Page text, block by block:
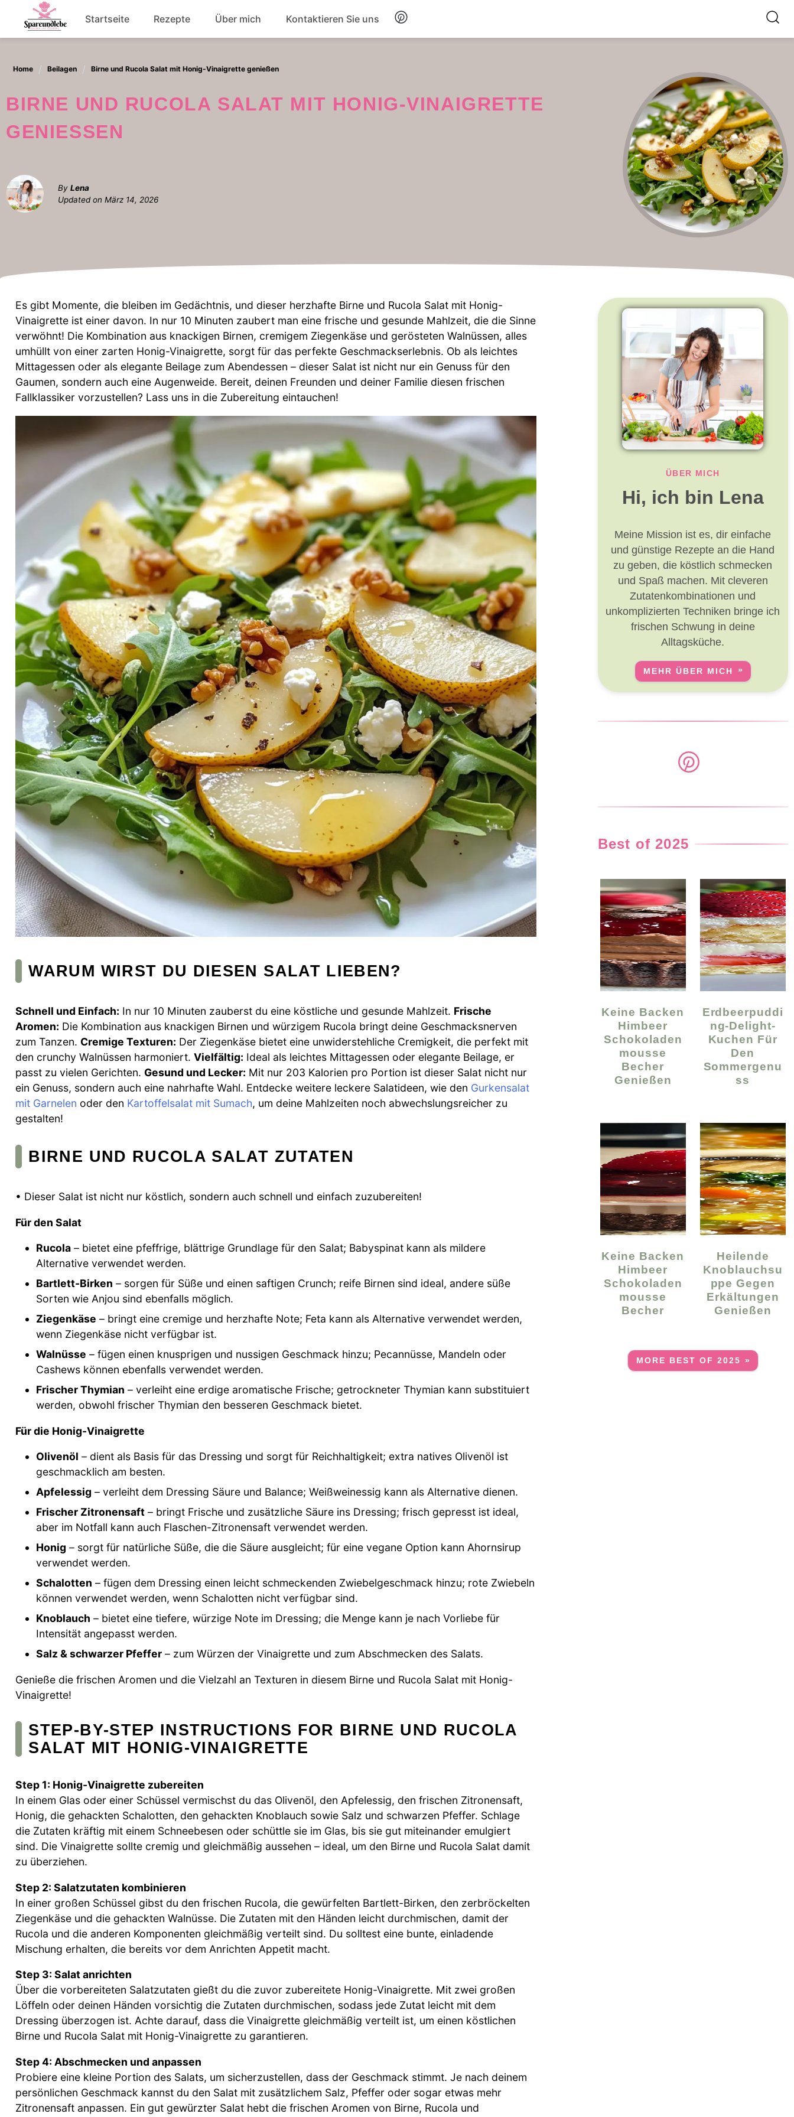
content
Startseite Rezepte Über mich Kontaktieren Sie uns
Home Beilagen Birne und Rucola Salat mit Honig-Vinaigrette genießen
BIRNE UND RUCOLA SALAT MIT HONIG-VINAIGRETTE
GENIESSEN
By Lena
Updated on März 14, 2026
Es gibt Momente, die bleiben im Gedächtnis, und dieser herzhafte Birne und Rucola Salat mit Honig-
Vinaigrette ist einer davon. In nur 10 Minuten zaubert man eine frische und gesunde Mahlzeit, die die Sinne
verwöhnt! Die Kombination aus knackigen Birnen, cremigem Ziegenkäse und gerösteten Walnüssen, alles
umhüllt von einer zarten Honig-Vinaigrette, sorgt für das perfekte Geschmackserlebnis. Ob als leichtes
Mittagessen oder als elegante Beilage zum Abendessen – dieser Salat ist nicht nur ein Genuss für den
Gaumen, sondern auch eine Augenweide. Bereit, deinen Freunden und deiner Familie diesen frischen
Fallklassiker vorzustellen? Lass uns in die Zubereitung eintauchen!
WARUM WIRST DU DIESEN SALAT LIEBEN?
Schnell und Einfach: In nur 10 Minuten zauberst du eine köstliche und gesunde Mahlzeit. Frische
Aromen: Die Kombination aus knackigen Birnen und würzigem Rucola bringt deine Geschmacksnerven
zum Tanzen. Cremige Texturen: Der Ziegenkäse bietet eine unwiderstehliche Cremigkeit, die perfekt mit
den crunchy Walnüssen harmoniert. Vielfältig: Ideal als leichtes Mittagessen oder elegante Beilage, er
passt zu vielen Gerichten. Gesund und Lecker: Mit nur 203 Kalorien pro Portion ist dieser Salat nicht nur
ein Genuss, sondern auch eine nahrhafte Wahl. Entdecke weitere leckere Salatideen, wie den Gurkensalat
mit Garnelen oder den Kartoffelsalat mit Sumach, um deine Mahlzeiten noch abwechslungsreicher zu
gestalten!
BIRNE UND RUCOLA SALAT ZUTATEN
• Dieser Salat ist nicht nur köstlich, sondern auch schnell und einfach zuzubereiten!
Für den Salat
Rucola – bietet eine pfeffrige, blättrige Grundlage für den Salat; Babyspinat kann als mildere
Alternative verwendet werden.
Bartlett-Birken – sorgen für Süße und einen saftigen Crunch; reife Birnen sind ideal, andere süße
Sorten wie Anjou sind ebenfalls möglich.
Ziegenkäse – bringt eine cremige und herzhafte Note; Feta kann als Alternative verwendet werden,
wenn Ziegenkäse nicht verfügbar ist.
Walnüsse – fügen einen knusprigen und nussigen Geschmack hinzu; Pecannüsse, Mandeln oder
Cashews können ebenfalls verwendet werden.
Frischer Thymian – verleiht eine erdige aromatische Frische; getrockneter Thymian kann substituiert
werden, obwohl frischer Thymian den besseren Geschmack bietet.
Für die Honig-Vinaigrette
Olivenöl – dient als Basis für das Dressing und sorgt für Reichhaltigkeit; extra natives Olivenöl ist
geschmacklich am besten.
Apfelessig – verleiht dem Dressing Säure und Balance; Weißweinessig kann als Alternative dienen.
Frischer Zitronensaft – bringt Frische und zusätzliche Säure ins Dressing; frisch gepresst ist ideal,
aber im Notfall kann auch Flaschen-Zitronensaft verwendet werden.
Honig – sorgt für natürliche Süße, die die Säure ausgleicht; für eine vegane Option kann Ahornsirup
verwendet werden.
Schalotten – fügen dem Dressing einen leicht schmeckenden Zwiebelgeschmack hinzu; rote Zwiebeln
können verwendet werden, wenn Schalotten nicht verfügbar sind.
Knoblauch – bietet eine tiefere, würzige Note im Dressing; die Menge kann je nach Vorliebe für
Intensität angepasst werden.
Salz & schwarzer Pfeffer – zum Würzen der Vinaigrette und zum Abschmecken des Salats.
Genieße die frischen Aromen und die Vielzahl an Texturen in diesem Birne und Rucola Salat mit Honig-
Vinaigrette!
STEP-BY-STEP INSTRUCTIONS FOR BIRNE UND RUCOLA
SALAT MIT HONIG-VINAIGRETTE
Step 1: Honig-Vinaigrette zubereiten
In einem Glas oder einer Schüssel vermischst du das Olivenöl, den Apfelessig, den frischen Zitronensaft,
Honig, die gehackten Schalotten, den gehackten Knoblauch sowie Salz und schwarzen Pfeffer. Schlage
die Zutaten kräftig mit einem Schneebesen oder schüttle sie im Glas, bis sie gut miteinander emulgiert
sind. Die Vinaigrette sollte cremig und gleichmäßig aussehen – ideal, um den Birne und Rucola Salat damit
zu überziehen.
Step 2: Salatzutaten kombinieren
In einer großen Schüssel gibst du den frischen Rucola, die gewürfelten Bartlett-Birken, den zerbröckelten
Ziegenkäse und die gehackten Walnüsse. Die Zutaten mit den Händen leicht durchmischen, damit der
Rucola und die anderen Komponenten gleichmäßig verteilt sind. Du solltest eine bunte, einladende
Mischung erhalten, die bereits vor dem Anrichten Appetit macht.
Step 3: Salat anrichten
Über die vorbereiteten Salatzutaten gießt du die zuvor zubereitete Honig-Vinaigrette. Mit zwei großen
Löffeln oder deinen Händen vorsichtig die Zutaten durchmischen, sodass jede Zutat leicht mit dem
Dressing überzogen ist. Achte darauf, dass die Vinaigrette gleichmäßig verteilt ist, um einen köstlichen
Birne und Rucola Salat mit Honig-Vinaigrette zu garantieren.
Step 4: Abschmecken und anpassen
Probiere eine kleine Portion des Salats, um sicherzustellen, dass der Geschmack stimmt. Je nach deinem
persönlichen Geschmack kannst du den Salat mit zusätzlichem Salz, Pfeffer oder sogar etwas mehr
Zitronensaft anpassen. Ein gut gewürzter Salat hebt die frischen Aromen von Birne, Rucola und
ÜBER MICH
Hi, ich bin Lena
Meine Mission ist es, dir einfache
und günstige Rezepte an die Hand
zu geben, die köstlich schmecken
und Spaß machen. Mit cleveren
Zutatenkombinationen und
unkomplizierten Techniken bringe ich
frischen Schwung in deine
Alltagsküche.
MEHR ÜBER MICH
Best of 2025
Keine Backen
Himbeer
Schokoladen
Mousse
Becher
Genießen
Erdbeerpuddi
Ng-Delight-
Kuchen Für
Den
Sommergenu
Ss
Keine Backen
Himbeer
Schokoladen
Mousse
Becher
Heilende
Knoblauchsu
Ppe Gegen
Erkältungen
Genießen
MORE BEST OF 2025 »